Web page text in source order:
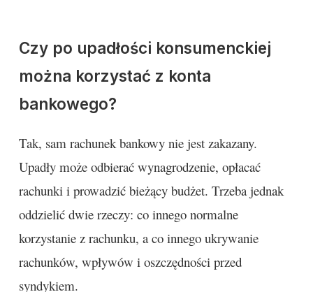
Czy po upadłości konsumenckiej
można korzystać z konta
bankowego?
Tak, sam rachunek bankowy nie jest zakazany.
Upadły może odbierać wynagrodzenie, opłacać
rachunki i prowadzić bieżący budżet. Trzeba jednak
oddzielić dwie rzeczy: co innego normalne
korzystanie z rachunku, a co innego ukrywanie
rachunków, wpływów i oszczędności przed
syndykiem.